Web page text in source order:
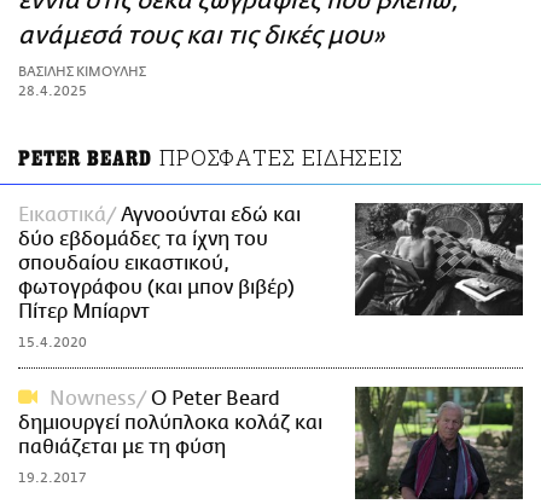
ΑΜΠΑ
PRINT
ανάμεσά τους και τις δικές μου»
ΒΑΣΙΛΗΣ ΚΙΜΟΥΛΗΣ
28.4.2025
PETER BEARD ΠΡΟΣΦΑΤΕΣ ΕΙΔΗΣΕΙΣ
Εικαστικά
Αγνοούνται εδώ και
δύο εβδομάδες τα ίχνη του
σπουδαίου εικαστικού,
φωτογράφου (και μπον βιβέρ)
Πίτερ Μπίαρντ
15.4.2020
Nowness
Ο Peter Beard
δημιουργεί πολύπλοκα κολάζ και
παθιάζεται με τη φύση
19.2.2017